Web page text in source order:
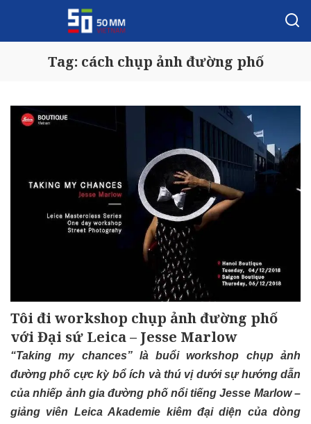
Tag: cách chụp ảnh đường phố
Tôi đi workshop chụp ảnh đường phố
với Đại sứ Leica – Jesse Marlow
“Taking my chances” là buổi workshop chụp ảnh
đường phố cực kỳ bổ ích và thú vị dưới sự hướng dẫn
của nhiếp ảnh gia đường phố nổi tiếng Jesse Marlow –
giảng viên Leica Akademie kiêm đại diện của dòng